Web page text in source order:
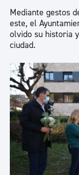
Mediante gestos
este, el
olvido su historia
ciudad.